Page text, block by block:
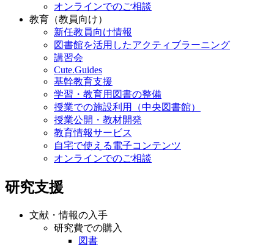
オンラインでのご相談
教育（教員向け）
新任教員向け情報
図書館を活用したアクティブラーニング
講習会
Cute.Guides
基幹教育支援
学習・教育用図書の整備
授業での施設利用（中央図書館）
授業公開・教材開発
教育情報サービス
自宅で使える電子コンテンツ
オンラインでのご相談
研究支援
文献・情報の入手
研究費での購入
図書